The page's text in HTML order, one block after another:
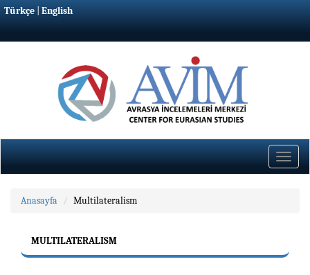
Türkçe English
Toggle
Anasayfa Multilateralism
MULTILATERALISM